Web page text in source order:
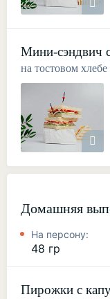
Мини-сэндвич
на тостовом
Домашняя
На персону:
48 гр
Пирожки с